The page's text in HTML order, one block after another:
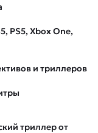
PS5, Xbox One,
и триллеров
триллер от